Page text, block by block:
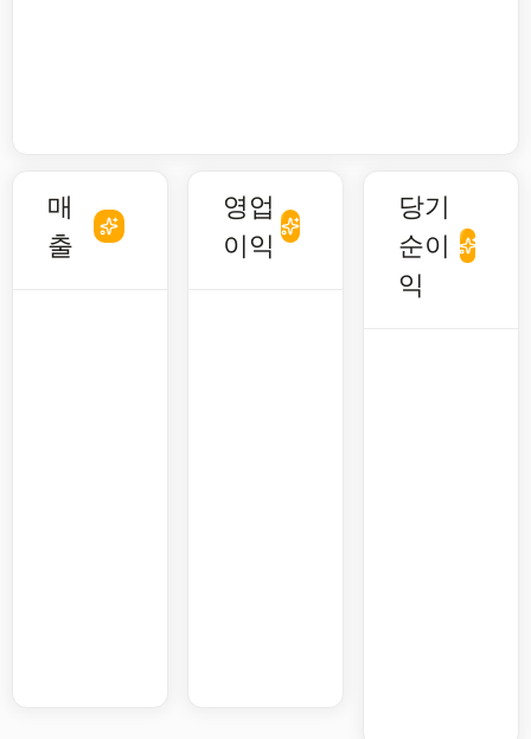
매
출
영업
이익
당기
순이
익